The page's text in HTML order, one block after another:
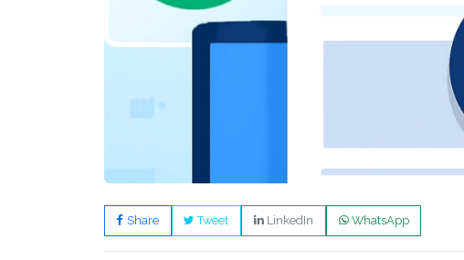
Share Tweet LinkedIn WhatsApp